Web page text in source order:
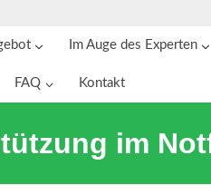
Im Auge des Experten
FAQ Kontakt
im